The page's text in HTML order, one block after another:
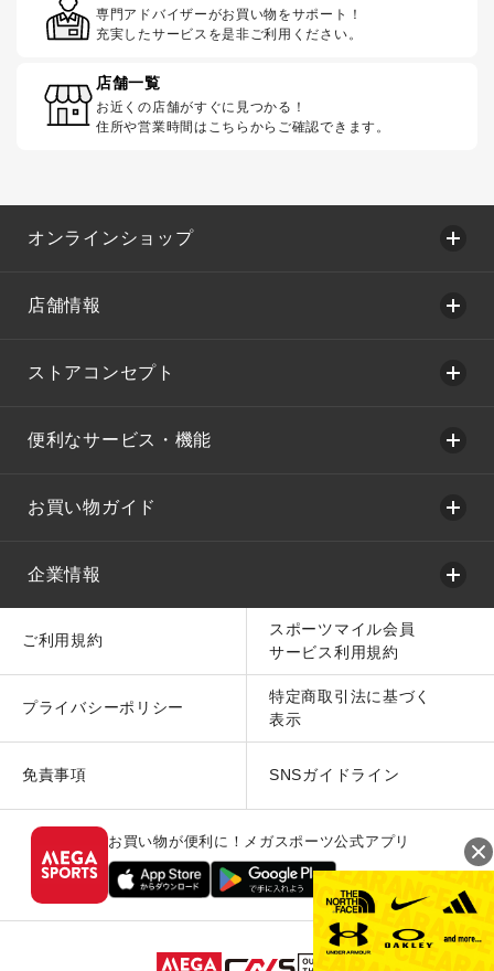
専門アドバイザーがお買い物をサポート！
充実したサービスを是非ご利用ください。
店舗一覧
お近くの店舗がすぐに見つかる！
住所や営業時間はこちらからご確認できます。
オンラインショップ
店舗情報
ストアコンセプト
便利なサービス・機能
お買い物ガイド
企業情報
ご利用規約
スポーツマイル会員
サービス利用規約
プライバシーポリシー
特定商取引法に基づく
表示
免責事項 SNSガイドライン
お買い物が便利に！メガスポーツ公式アプリ